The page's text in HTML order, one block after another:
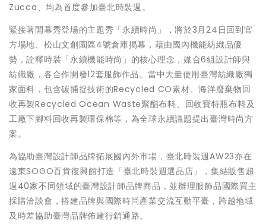
Zucca、均為首度參加臺北時裝週。
緊接著開幕秀登場的主題秀「永續時尚」，將於3月24日回到官
方場地、松山文創園區4號倉庫揭幕，藉由國內機能紡織品優
勢，詮釋時裝「永續機能時尚」的核心理念，媒合6組設計師與
紡織廠，各合作開發12套服飾作品。當中大量使用臺灣紡織廠獨
家面料，包含碳捕捉技術的Recycled CO素材、海洋廢棄物回
收再製Recycled Ocean Waste聚酯布料、回收寶特瓶布料及
工廠下腳料回收再製環保棉等，為全球永續議題提出臺灣時尚方
案。
為協助臺灣設計師品牌拓展國內外市場，臺北時裝週AW23亦在
遠東SOGO百貨復興館打造「臺北時裝週選品店」，集結販售超
過40家不同領域的臺灣設計師品牌商品，並辦理服飾品國際買主
採購洽談會，搭建品牌與國際時尚產業交流互動平臺，跨越地域
及時差協助臺灣品牌佈建行銷通路。